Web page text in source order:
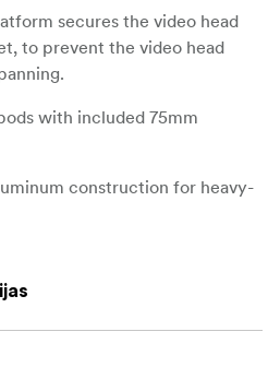
secures the video head
to prevent the video head
with included 75mm
construction for heavy-